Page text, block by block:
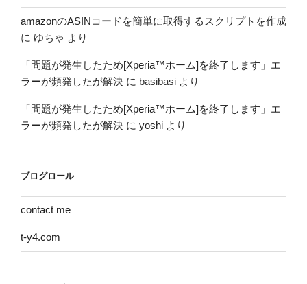
amazonのASINコードを簡単に取得するスクリプトを作成
に ゆちゃ より
「問題が発生したため[Xperia™ホーム]を終了します」エ
ラーが頻発したが解決 に basibasi より
「問題が発生したため[Xperia™ホーム]を終了します」エ
ラーが頻発したが解決 に yoshi より
ブログロール
contact me
t-y4.com